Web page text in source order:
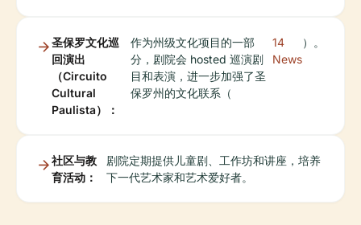
圣保罗文化巡
回演出
（Circuito
Cultural
Paulista）：
作为州级文化项目的一部
分，剧院会 hosted 巡演剧
目和表演，进一步加强了圣
保罗州的文化联系（
14
News
）。
社区与教
育活动：
剧院定期提供儿童剧、工作坊和讲座，培养
下一代艺术家和艺术爱好者。